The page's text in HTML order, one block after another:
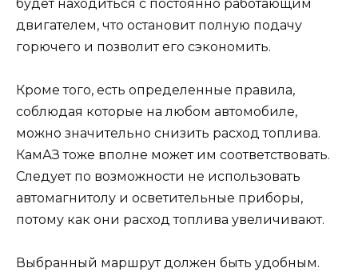
будет находиться с постоянно работающим
двигателем, что остановит полную подачу
горючего и позволит его сэкономить.
Кроме того, есть определенные правила,
соблюдая которые на любом автомобиле,
можно значительно снизить расход топлива.
КамАЗ тоже вполне может им соответствовать.
Следует по возможности не использовать
автомагнитолу и осветительные приборы,
потому как они расход топлива увеличивают.
Выбранный маршрут должен быть удобным.